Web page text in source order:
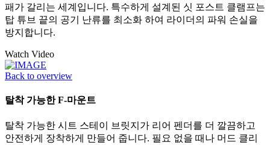
패가 갈리는 세계입니다. 특수하게 설계된 싯 포스트 클램프는
탑 튜브 끝의 공기 난류를 최소화 하여 라이더의 파워 손실을
방지합니다.
Watch Video
Back to overview
탈착 가능한 F-마운트
탈착 가능한 시트 스테이 브릿지가 리어 펜더를 더 깔끔하고
안전하게 장착하게 만들어 줍니다. 필요 없을 때나 머드 클리